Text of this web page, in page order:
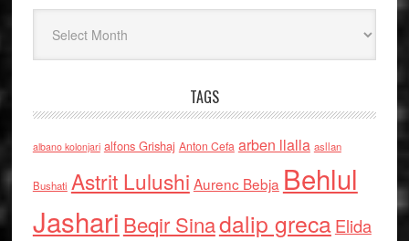
TAGS
albano kolonjari alfons Grishaj Anton Cefa arben llalla asllan
Bushati Astrit Lulushi Aurenc Bebja Behlul
Jashari Beqir Sinadalip grecaElida